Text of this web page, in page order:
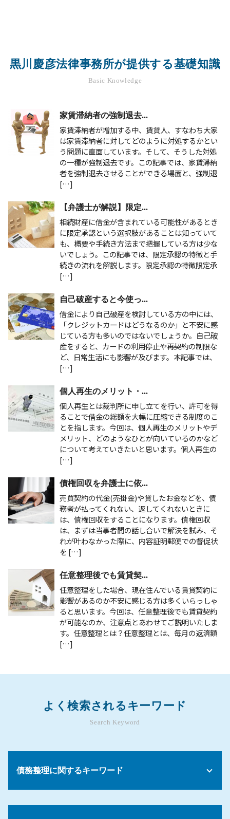
黒川慶彦法律事務所が提供する基礎知識
Basic Knowledge
家賃滞納者の強制退去...
家賃滞納者が増加する中、賃貸人、すなわち大家
は家賃滞納者に対してどのように対処するかとい
う問題に直面しています。そして、そうした対処
の一種が強制退去です。この記事では、家賃滞納
者を強制退去させることができる場面と、強制退
[…]
【弁護士が解説】限定...
相続財産に借金が含まれている可能性があるとき
に限定承認という選択肢があることは知っていて
も、概要や手続き方法まで把握している方は少な
いでしょう。この記事では、限定承認の特徴と手
続きの流れを解説します。限定承認の特徴限定承
[…]
自己破産すると今使っ...
借金により自己破産を検討している方の中には、
「クレジットカードはどうなるのか」と不安に感
じている方も多いのではないでしょうか。自己破
産をすると、カードの利用停止や再契約の制限な
ど、日常生活にも影響が及びます。本記事では、
[…]
個人再生のメリット・...
個人再生とは裁判所に申し立てを行い、許可を得
ることで借金の総額を大幅に圧縮できる制度のこ
とを指します。今回は、個人再生のメリットやデ
メリット、どのようなひとが向いているのかなど
について考えていきたいと思います。個人再生の
[…]
債権回収を弁護士に依...
売買契約の代金(売掛金)や貸したお金などを、債
務者が払ってくれない、返してくれないときに
は、債権回収をすることになります。債権回収
は、まずは当事者間の話し合いで解決を試み、そ
れが叶わなかった際に、内容証明郵便での督促状
を […]
任意整理後でも賃貸契...
任意整理をした場合、現在住んでいる賃貸契約に
影響があるのか不安に感じる方は多くいらっしゃ
ると思います。今回は、任意整理後でも賃貸契約
が可能なのか、注意点とあわせてご説明いたしま
す。任意整理とは？任意整理とは、毎月の返済額
[…]
よく検索されるキーワード
Search Keyword
債務整理に関するキーワード
債務 更改